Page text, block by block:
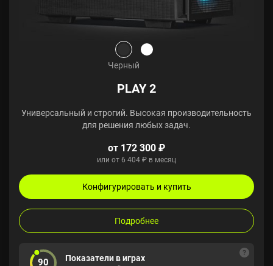
Черный
PLAY 2
Универсальный и строгий. Высокая производительность
для решения любых задач.
от 172 300 ₽
или от 6 404 ₽ в месяц
Конфигурировать и купить
Подробнее
90 Показатели в играх